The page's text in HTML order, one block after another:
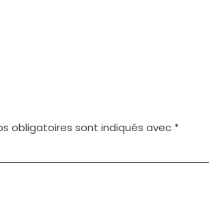
obligatoires sont indiqués avec *